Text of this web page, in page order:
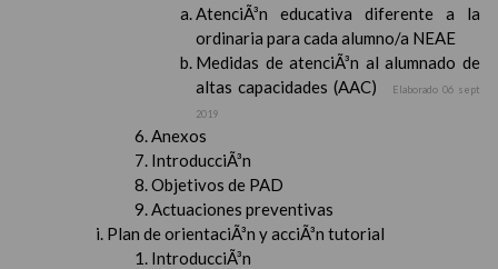
AtenciÃ³n educativa diferente a la
ordinaria para cada alumno/a NEAE
Medidas de atenciÃ³n al alumnado de
altas capacidades (AAC)
Elaborado 06 sept
2019
Anexos
IntroducciÃ³n
Objetivos de PAD
Actuaciones preventivas
Plan de orientaciÃ³n y acciÃ³n tutorial
IntroducciÃ³n